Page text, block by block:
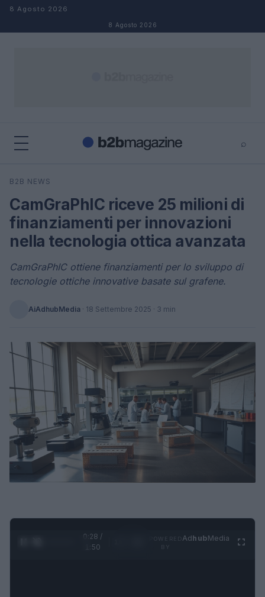
Salta al contenuto
8 Agosto 2026
8 Agosto 2026
⌕
Cerca
B2B NEWS
CamGraPhIC riceve 25 milioni di
finanziamenti per innovazioni
nella tecnologia ottica avanzata
CamGraPhIC ottiene finanziamenti per lo sviluppo di
tecnologie ottiche innovative basate sul grafene.
AiAdhubMedia · 18 Settembre 2025 · 3 min
0:29 /
1:50
AdhubMedia